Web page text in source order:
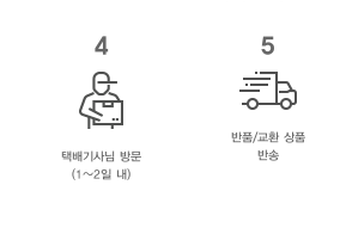
4
택배기사님 방문
(1~2일 내)
5
반품/교환 상품
반송